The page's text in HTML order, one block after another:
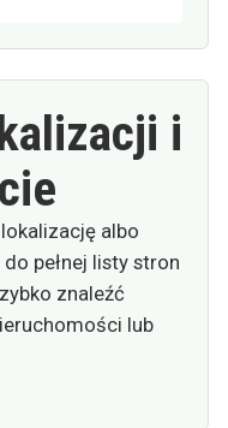
i
albo
pełnej listy stron
znaleźć
lub